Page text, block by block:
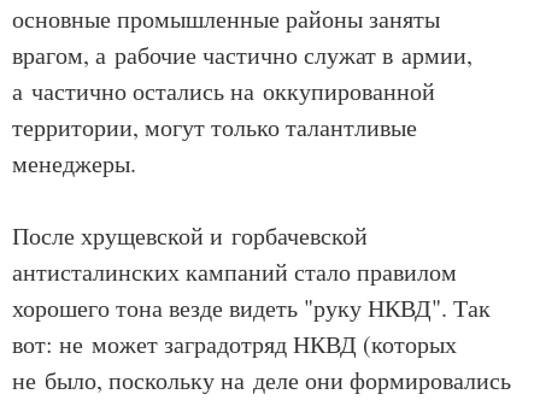
основные промышленные районы заняты
врагом, а рабочие частично служат в армии,
а частично остались на оккупированной
территории, могут только талантливые
менеджеры.
После хрущевской и горбачевской
антисталинских кампаний стало правилом
хорошего тона везде видеть "руку НКВД". Так
вот: не может заградотряд НКВД (которых
не было, поскольку на деле они формировались